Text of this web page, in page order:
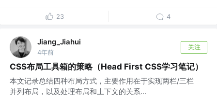
23 4
Jiang_Jiahui
4年前
关注
CSS布局工具箱的策略（Head First CSS学习笔记）
本文记录总结四种布局方式，主要作用在于实现两栏/三栏
并列布局，以及处理布局和上下文的关系...